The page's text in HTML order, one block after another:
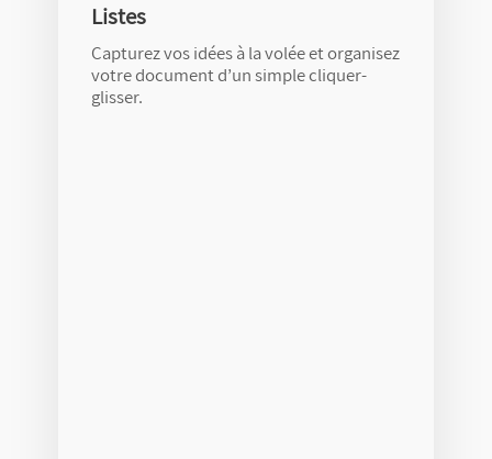
Listes
Capturez vos idées à la volée et organisez
votre document d’un simple cliquer-
glisser.